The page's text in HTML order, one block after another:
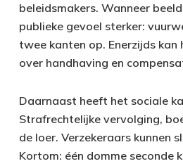
beleidsmakers. Wanneer
publieke gevoel sterker:
twee kanten op. Enerzijds
over handhaving en
Daarnaast heeft het sociale
Strafrechtelijke vervolging,
de loer. Verzekeraars kunnen
Kortom: één domme seconde